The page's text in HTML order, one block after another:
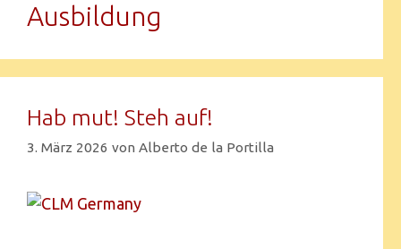
Ausbildung
Hab mut! Steh auf!
3. März 2026 von Alberto de la Portilla